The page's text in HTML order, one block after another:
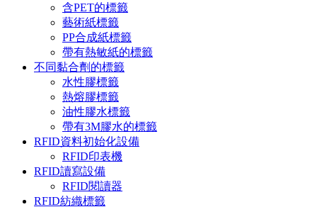
含PET的標籤
藝術紙標籤
PP合成紙標籤
帶有熱敏紙的標籤
不同黏合劑的標籤
水性膠標籤
熱熔膠標籤
油性膠水標籤
帶有3M膠水的標籤
RFID資料初始化設備
RFID印表機
RFID讀寫設備
RFID閱讀器
RFID紡織標籤